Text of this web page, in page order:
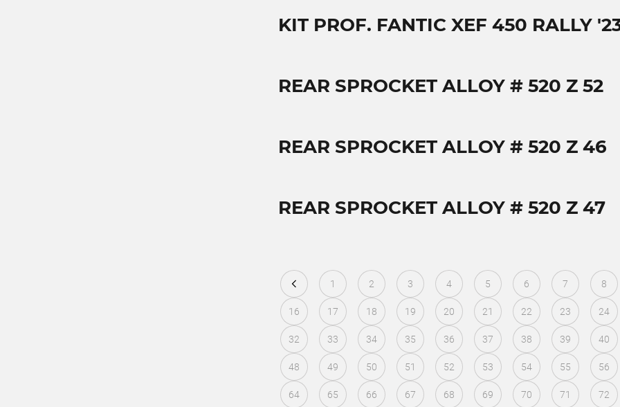
KIT PROF. FANTIC XEF 450 RALLY
REAR SPROCKET ALLOY # 520 Z 52
REAR SPROCKET ALLOY # 520 Z 46
REAR SPROCKET ALLOY # 520 Z 47
1 2 3 4 5 6 7 8
16 17 18 19 20 21 22 23 24
32 33 34 35 36 37 38 39 40
48 49 50 51 52 53 54 55 56
64 65 66 67 68 69 70 71 72